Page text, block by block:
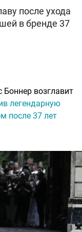
после ухода
в бренде 37
Боннер возглавит
легендарную
после 37 лет